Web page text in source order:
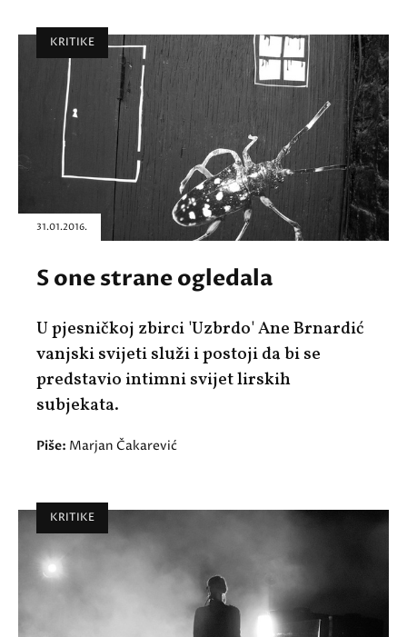
KRITIKE
31.01.2016.
S one strane ogledala
U pjesničkoj zbirci 'Uzbrdo' Ane Brnardić
vanjski svijeti služi i postoji da bi se
predstavio intimni svijet lirskih
subjekata.
Piše: Marjan Čakarević
KRITIKE